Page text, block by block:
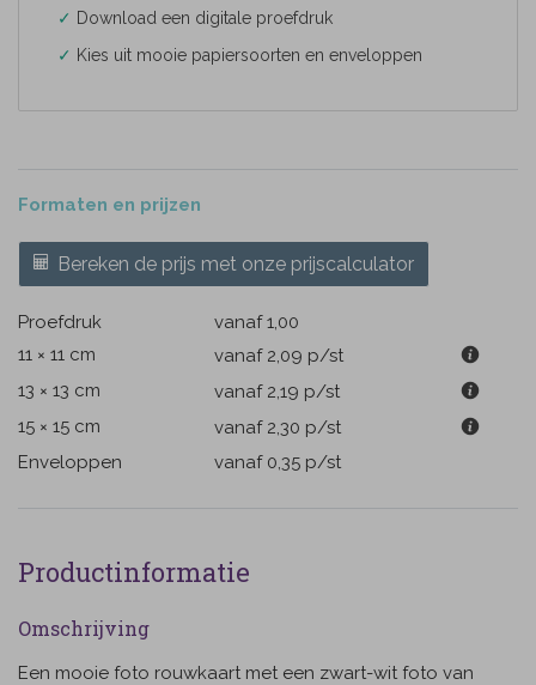
✓ Download een digitale proefdruk
✓ Kies uit mooie papiersoorten en enveloppen
Formaten en prijzen
Bereken de prijs met onze prijscalculator
Proefdruk
vanaf 1,00
11 × 11 cm
vanaf 2,09 p/st
13 × 13 cm
vanaf 2,19 p/st
15 × 15 cm
vanaf 2,30 p/st
Enveloppen
vanaf 0,35 p/st
Productinformatie
Omschrijving
Een mooie foto rouwkaart met een zwart-wit foto van